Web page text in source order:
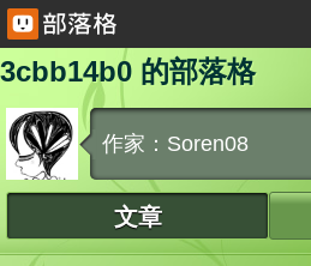
3cbb14b0 的部落格
作家：Soren08
文章